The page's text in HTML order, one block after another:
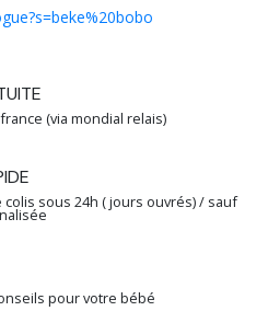
(via mondial relais)
sous 24h ( jours ouvrés) / sauf
pour votre bébé